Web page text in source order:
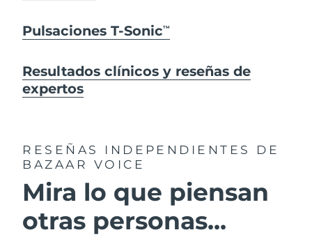
Pulsaciones T-SonicTM
Resultados clínicos y reseñas de
expertos
RESEÑAS INDEPENDIENTES
DE
BAZAAR VOICE
Mira lo que piensan
otras personas...